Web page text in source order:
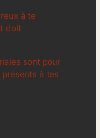
à te
doit
sont pour
à tes